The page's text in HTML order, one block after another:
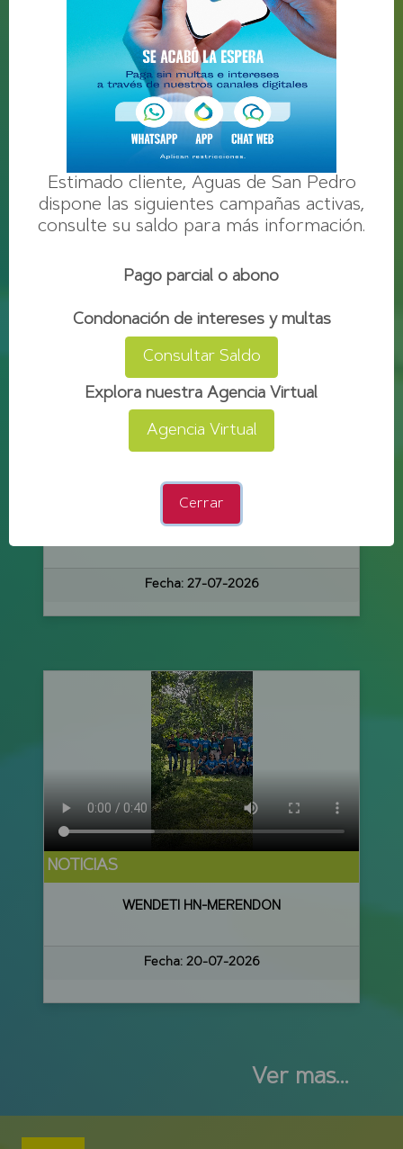
Fecha: 30-07-2026
Fecha: 27-07-2026
NOTICIAS
WENDETI HN-MERENDON
Fecha: 20-07-2026
Ver mas...
Estimado cliente, Aguas de San Pedro
dispone las siguientes campañas activas,
consulte su saldo para más información.
Pago parcial o abono
Condonación de intereses y multas
Consultar Saldo
Explora nuestra Agencia Virtual
Agencia Virtual
Cerrar